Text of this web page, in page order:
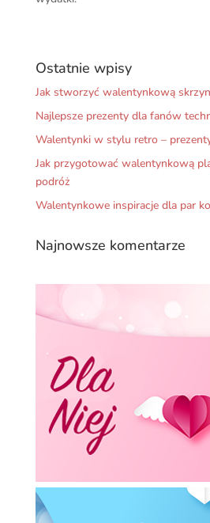
Ostatnie wpisy
Jak stworzyć walentynkową
Najlepsze prezenty dla fanów
Walentynki w stylu retro –
Jak przygotować walentynkową
podróż
Walentynkowe inspiracje dla par
Najnowsze komentarze